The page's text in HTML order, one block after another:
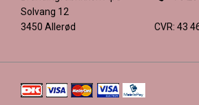
Solvang 12
3450 Allerød
CVR: 43